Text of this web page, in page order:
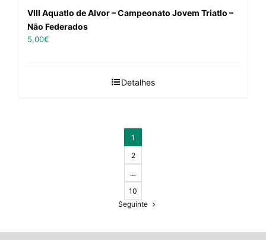
VIII Aquatlo de Alvor – Campeonato Jovem Triatlo –
Não Federados
5,00€
Detalhes
1
2
…
10
Seguinte